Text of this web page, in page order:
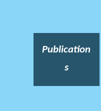
Publication
s